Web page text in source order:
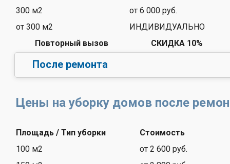
300 м2
от 6 000 руб.
от 300 м2
ИНДИВИДУАЛЬНО
Повторный вызов
СКИДКА 10%
После ремонта
Цены на уборку домов после
Площадь / Тип уборки
Стоимость
100 м2
от 2 600 руб.